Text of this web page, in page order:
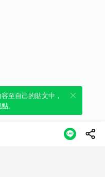
透過發布貼
至自己的貼文中，
。